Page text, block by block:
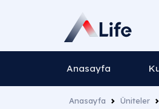
Anasayfa
Anasayfa Üniteler